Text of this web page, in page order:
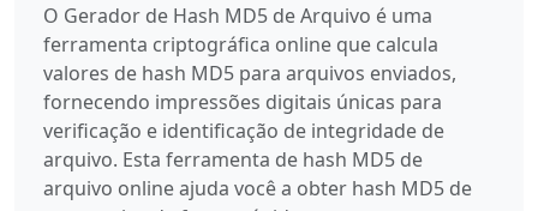
O Gerador de Hash MD5 de Arquivo é uma
ferramenta criptográfica online que calcula
valores de hash MD5 para arquivos enviados,
fornecendo impressões digitais únicas para
verificação e identificação de integridade de
arquivo. Esta ferramenta de hash MD5 de
arquivo online ajuda você a obter hash MD5 de